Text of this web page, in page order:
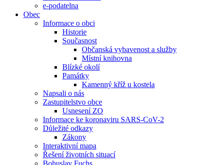
e-podatelna
Obec
Informace o obci
Historie
Současnost
Občanská vybavenost a služby
Místní knihovna
Blízké okolí
Památky
Kamenný kříž u kostela
Napsali o nás
Zastupitelstvo obce
Usnesení ZO
Informace ke koronaviru SARS-CoV-2
Důležité odkazy
Zákony
Interaktivní mapa
Řešení životních situací
Bohuslav Fuchs